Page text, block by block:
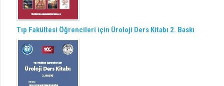
Tıp Fakültesi Öğrencileri için Üroloji Ders Kitabı 2. Baskı